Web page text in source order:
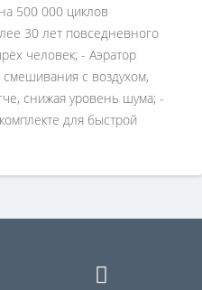
500 000 циклов
30 лет повседневного
человек; - Аэратор
смешивания с воздухом,
снижая уровень шума; -
для быстрой